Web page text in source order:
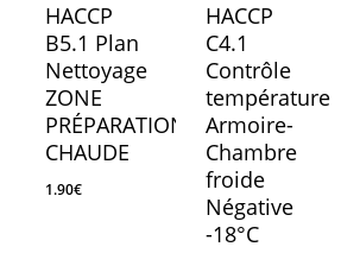
HACCP
B5.1 Plan
Nettoyage
ZONE
PRÉPARATION
CHAUDE
1.90€
HACCP
C4.1
Contrôle
température
Armoire-
Chambre
froide
Négative
-18°C1.90